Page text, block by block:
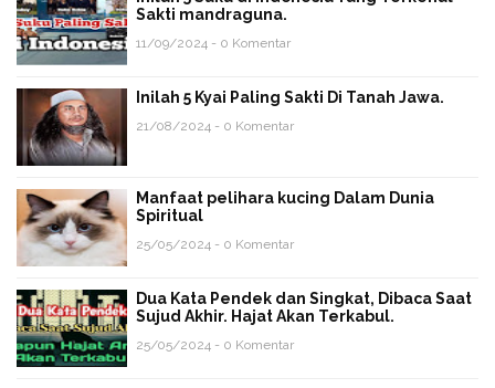
Sakti mandraguna.
11/09/2024 - 0 Komentar
Inilah 5 Kyai Paling Sakti Di Tanah Jawa.
21/08/2024 - 0 Komentar
Manfaat pelihara kucing Dalam Dunia
Spiritual
25/05/2024 - 0 Komentar
Dua Kata Pendek dan Singkat, Dibaca Saat
Sujud Akhir. Hajat Akan Terkabul.
25/05/2024 - 0 Komentar